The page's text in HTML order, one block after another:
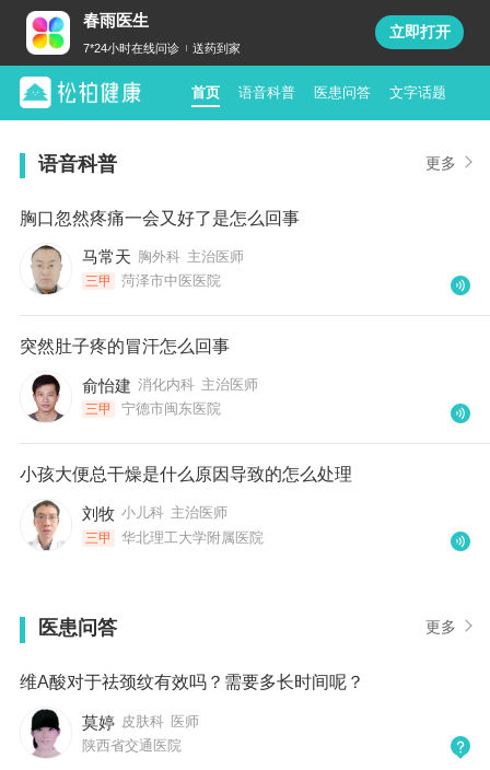
春雨医生
7*24小时在线问诊 送药到家
立即打开
首页 语音科普 医患问答 文字话题
语音科普 更多
胸口忽然疼痛一会又好了是怎么回事
马常天 胸外科 主治医师
三甲 菏泽市中医医院
突然肚子疼的冒汗怎么回事
俞怡建 消化内科 主治医师
三甲 宁德市闽东医院
小孩大便总干燥是什么原因导致的怎么处理
刘牧 小儿科 主治医师
三甲 华北理工大学附属医院
医患问答 更多
维A酸对于祛颈纹有效吗？需要多长时间呢？
莫婷 皮肤科 医师
陕西省交通医院